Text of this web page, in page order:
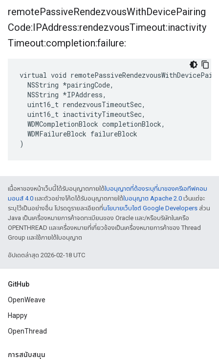
remotePassiveRendezvousWithDevicePairing
Code:IPAddress:rendezvousTimeout:inactivity
Timeout:completion:failure:
virtual void
  NSString *pairingCode,
  NSString *IPAddress,
  uint16_t rendezvousTimeoutSec,
  uint16_t inactivityTimeoutSec,
  WDMCompletionBlock completionBlock,
  WDMFailureBlock failureBlock
)
เนื้อหาของหน้าเว็บนี้ได้รับอนุญาตภายใต้ใบอนุญาตที่ต้องระบุที่มาของครีเอทีฟคอม
มอนส์ 4.0 และตัวอย่างโค้ดได้รับอนุญาตภายใต้ใบอนุญาต Apache 2.0 เว้นแต่จะ
ระบุไว้เป็นอย่างอื่น โปรดดูรายละเอียดที่นโยบายเว็บไซต์ Google Developers ส่วน
Java เป็นเครื่องหมายการค้าจดทะเบียนของ Oracle และ/หรือบริษัทในเครือ
OPENTHREAD และเครื่องหมายที่เกี่ยวข้องเป็นเครื่องหมายการค้าของ Thread
Group และใช้ภายใต้ใบอนุญาต
อัปเดตล่าสุด 2026-02-18 UTC
GitHub
OpenWeave
Happy
OpenThread
การสนับสนุน